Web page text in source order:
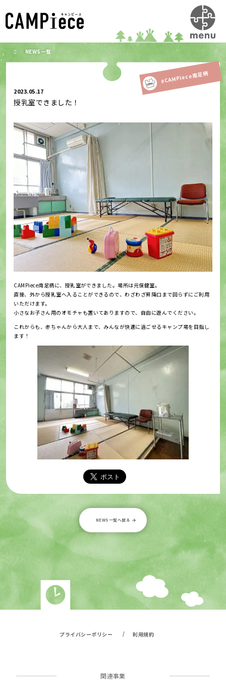
NEWS一覧
#CAMPiece南足柄
2023.05.17
授乳室できました！
CAMPiece南足柄に、授乳室ができました。場所は元保健室。
直接、外から授乳室へ入ることができるので、わざわざ昇降口まで回らずにご利用
いただけます。
小さなお子さん用のオモチャも置いてありますので、自由に遊んでください。
これからも、赤ちゃんから大人まで、みんなが快適に過ごせるキャンプ場を目指し
ます！
NEWS一覧へ戻る
プライバシーポリシー / 利用規約
関連事業